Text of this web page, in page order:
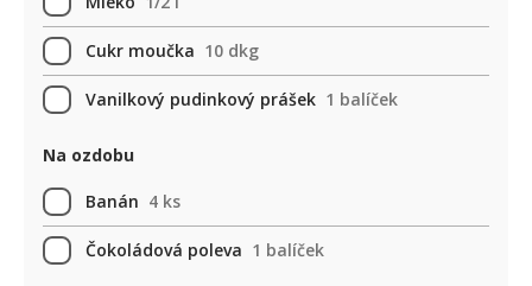
Cukr moučka 10 dkg
Vanilkový pudinkový prášek 1 balíček
Na ozdobu
Banán 4 ks
Čokoládová poleva 1 balíček